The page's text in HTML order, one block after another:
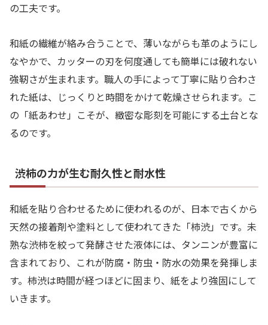
の工夫です。
和紙の繊維が絡み合うことで、薄いながらも革のようにし
なやかで、カッターの刃を何度通しても簡単には破れない
強靭さが生まれます。職人の手によって丁寧に貼り合わさ
れた紙は、じっくりと時間をかけて乾燥させられます。こ
の「紙あわせ」こそが、緻密な彫刻を可能にする土台とな
るのです。
渋柿の力が生む耐久性と耐水性
和紙を貼り合わせるために使われるのが、日本で古くから
天然の接着剤や塗料として使われてきた「柿渋」です。未
熟な渋柿を絞って発酵させた液体には、タンニンが豊富に
含まれており、これが防腐・防虫・防水の効果を発揮しま
す。柿渋は時間が経つほどに固まり、紙をより強固にして
いきます。